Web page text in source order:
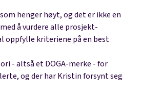
henger høyt, og det er ikke en
å vurdere alle prosjekt-
oppfylle kriteriene på en best
- altså et DOGA-merke - for
, og der har Kristin forsynt seg